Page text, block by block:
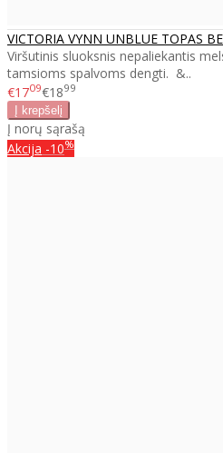
VICTORIA VYNN UNBLUE TOPAS
Viršutinis sluoksnis nepaliekantis
tamsioms spalvoms dengti. &..
€1709€1899
Į norų sąrašą
Akcija -10%